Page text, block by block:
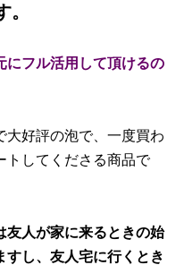
にフル活用して頂けるの
大好評の泡で、一度買わ
トしてくださる商品で
友人が家に来るときの始
すし、友人宅に行くとき